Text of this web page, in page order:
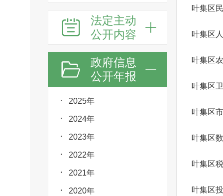
法定主动
公开内容
政府信息
公开年报
2025年
2024年
2023年
2022年
2021年
2020年
叶集区
叶集区
叶集区
叶集区
叶集区
叶集区
叶集区